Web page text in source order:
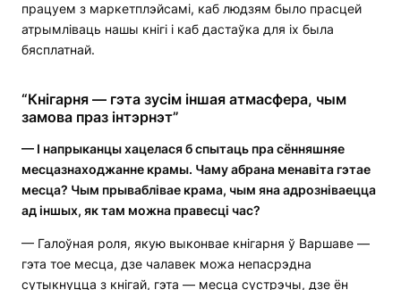
працуем з маркетплэйсамі, каб людзям было прасцей
атрымліваць нашы кнігі і каб дастаўка для іх была
бясплатнай.
“Кнігарня — гэта зусім іншая атмасфера, чым
замова праз інтэрнэт”
— І напрыканцы хацелася б спытаць пра сённяшняе
месцазнаходжанне крамы. Чаму абрана менавіта гэтае
месца? Чым прываблівае крама, чым яна адрозніваецца
ад іншых, як там можна правесці час?
— Галоўная роля, якую выконвае кнігарня ў Варшаве —
гэта тое месца, дзе чалавек можа непасрэдна
сутыкнуцца з кнігай, гэта — месца сустрэчы, дзе ён